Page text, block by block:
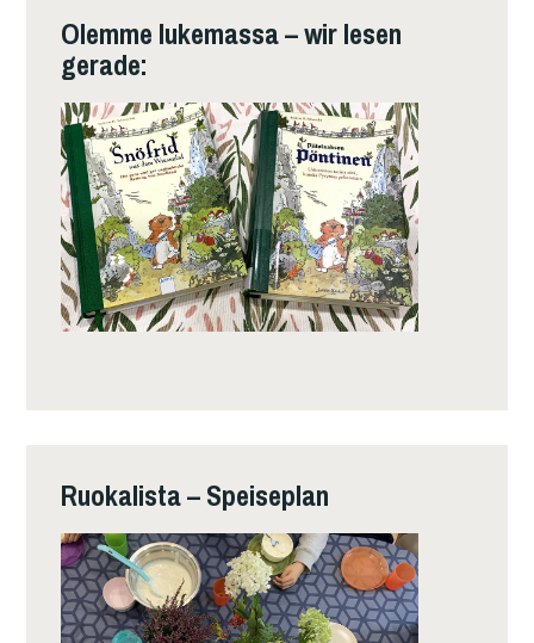
Olemme lukemassa – wir lesen
gerade:
Ruokalista – Speiseplan